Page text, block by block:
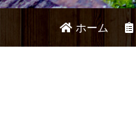
ホーム